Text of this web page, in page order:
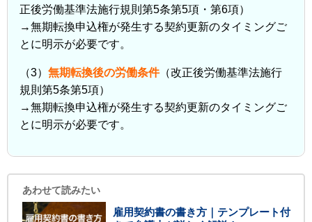
正後労働基準法施行規則第5条第5項・第6項）
→無期転換申込権が発生する契約更新のタイミングご
とに明示が必要です。
（3） 無期転換後の労働条件（改正後労働基準法施行
規則第5条第5項）
→無期転換申込権が発生する契約更新のタイミングご
とに明示が必要です。
あわせて読みたい
雇用契約書の書き方｜テンプレート付